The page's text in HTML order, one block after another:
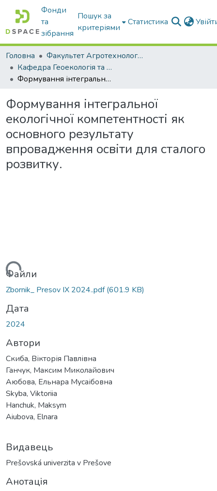
Фонди
та
зібрання
Пошук за
критеріями
Статистика
Головна
Факультет Агротехнологій та екології
Кафедра Геоекологія та землеустрій
Формування інтегральної екологічної компетентності як основного результату впровадження освіти для сталого розвитку.
Формування інтегральної
екологічної компетентності як
основного результату
впровадження освіти для сталого
розвитку.
Файли
Zbornik_ Presov IX 2024..pdf(601.9 KB)
Дата
2024
Автори
Скиба, Вікторія Павлівна
Ганчук, Максим Миколайович
Аюбова, Ельнара Мусаібовна
Skyba, Viktoriia
Hanchuk, Maksym
Aiubova, Elnara
Видавець
Prešovská univerzita v Prešove
Анотація